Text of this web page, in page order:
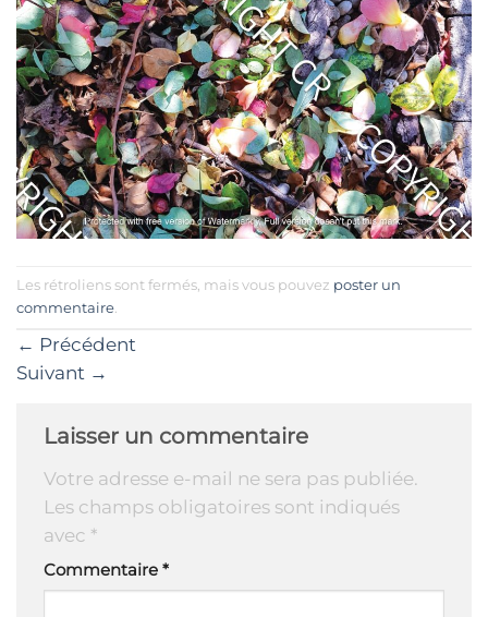
Les rétroliens sont fermés, mais vous pouvez poster un
commentaire
← Précédent
Suivant →
Laisser un commentaire
Votre adresse e-mail ne sera pas publiée.
Les champs obligatoires sont indiqués
avec *
Commentaire *